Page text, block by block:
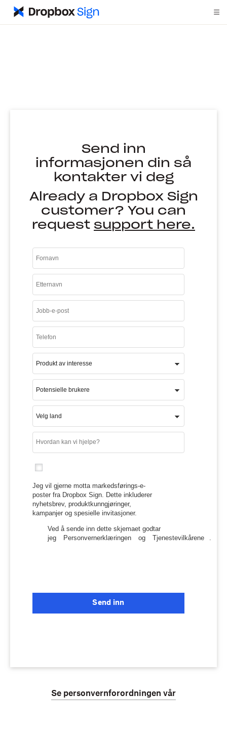
Send inn
informasjonen din så
kontakter vi deg
Already a Dropbox Sign
customer? You can
request support here.
Jeg vil gjerne motta markedsførings-e-
poster fra Dropbox Sign. Dette inkluderer
nyhetsbrev, produktkunngjøringer,
kampanjer og spesielle invitasjoner.
Ved å sende inn dette skjemaet godtar
jeg
Personvernerklæringen og Tjenestevilkårene
Send inn
Se personvernforordningen vår